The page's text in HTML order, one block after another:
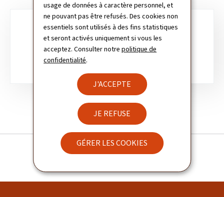
usage de données à caractère personnel, et
ne pouvant pas être refusés. Des cookies non
essentiels sont utilisés à des fins statistiques
et seront activés uniquement si vous les
acceptez. Consulter notrepolitique de
confidentialité.
J'ACCEPTE
JE REFUSE
GÉRER LES COOKIES
rubriques VEILLE LÉGISLATIVE